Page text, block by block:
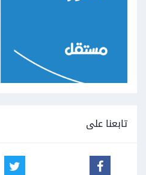
تابعنا على